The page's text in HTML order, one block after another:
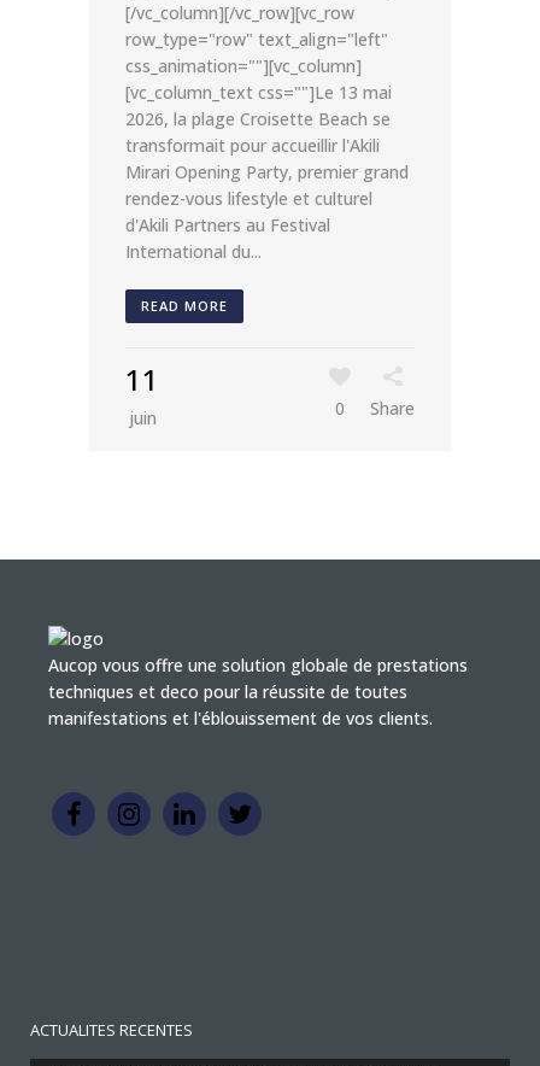
[/vc_column][/vc_row][vc_row
row_type="row" text_align="left"
css_animation=""][vc_column]
[vc_column_text css=""]Le 13 mai
2026, la plage Croisette Beach se
transformait pour accueillir l'Akili
Mirari Opening Party, premier grand
rendez-vous lifestyle et culturel
d'Akili Partners au Festival
International du...
READ MORE
11
juin 0 Share
Aucop vous offre une solution globale de prestations
techniques et deco pour la réussite de toutes
manifestations et l'éblouissement de vos clients.
ACTUALITES RECENTES